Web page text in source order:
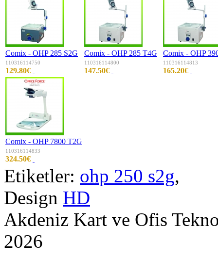
Comix - OHP 285 S2G
110316114750
129.80€
Comix - OHP 285 T4G
110316114800
147.50€
Comix - OHP
110316114813
165.20€
Comix - OHP 7800 T2G
110316114833
324.50€
Etiketler: ohp 250 s2g,
Design HD
Akdeniz Kart ve Ofis
2026